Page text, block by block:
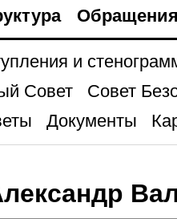
Обращения
и
Совет
Совет
Документы